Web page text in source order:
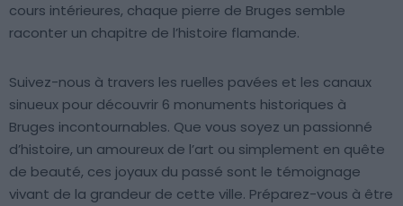
cours intérieures, chaque pierre de Bruges semble
raconter un chapitre de l’histoire flamande.
Suivez-nous à travers les ruelles pavées et les canaux
sinueux pour découvrir 6 monuments historiques à
Bruges incontournables. Que vous soyez un passionné
d’histoire, un amoureux de l’art ou simplement en quête
de beauté, ces joyaux du passé sont le témoignage
vivant de la grandeur de cette ville. Préparez-vous à être